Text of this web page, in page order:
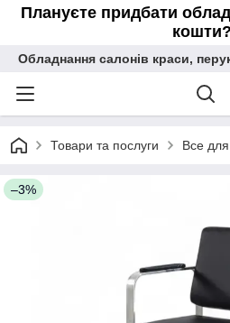
Плануєте придбати
кошти?
Обладнання салонів краси,
Товари та послуги Все
–3%